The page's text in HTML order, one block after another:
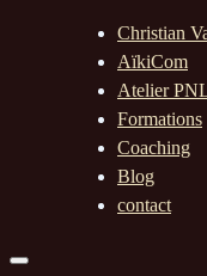
Christian
AïkiCom
Atelier
Formations
Coaching
Blog
contact